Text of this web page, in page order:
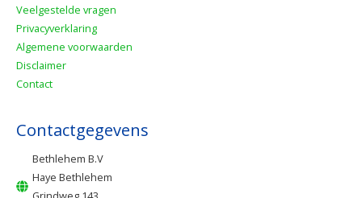
Veelgestelde vragen
Privacyverklaring
Algemene voorwaarden
Disclaimer
Contact
Contactgegevens
Bethlehem B.V
Haye Bethlehem